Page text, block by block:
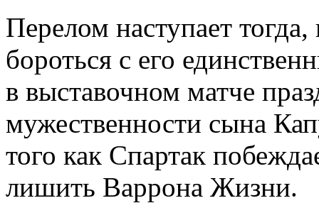
Перелом наступает
бороться с его
в выставочном матче
мужественности сына
того как Спартак
лишить Варрона Жизни.